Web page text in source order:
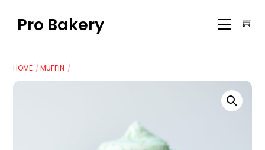
Pro Bakery Menu
HOME MUFFIN